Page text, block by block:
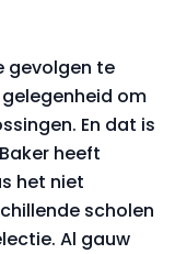
gevolgen te
om
En dat is
heeft
het niet
scholen
Al gauw